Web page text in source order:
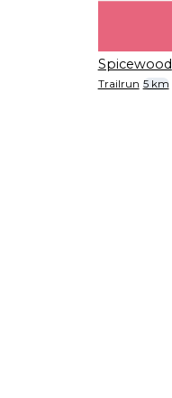
Spicewood
Trailrun 5 km